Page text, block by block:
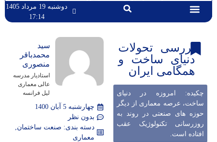
دوشنبه 19 مرداد 1405
17:14
بررسی تحولات
دنیای ساخت و
همگامی ایران
چکیده: امروزه در دنیای
ساخت، عرصه معماری از دیگر
حوزه های صنعتی در روند به
روزرسانی تکنولوژیک عقب
افتاده است.
سید
محمدباقر
منصوری
استادیار مدرسه
عالی معماری
لیل فرانسه
چهارشنبه 5 آبان 1400
بدون نظر
دسته بندی: صنعت ساختمان,
معماری